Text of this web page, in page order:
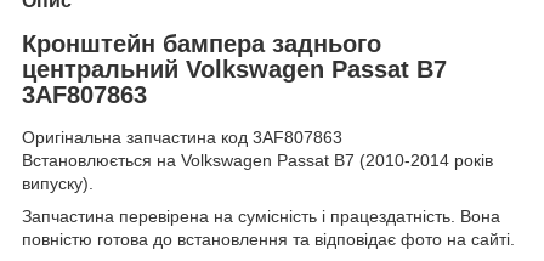
Кронштейн бампера заднього
центральний Volkswagen Passat B7
3AF807863
Оригінальна запчастина код 3AF807863
Встановлюється на Volkswagen Passat B7 (2010-2014 років
випуску).
Запчастина перевірена на сумісність і працездатність. Вона
повністю готова до встановлення та відповідає фото на сайті.